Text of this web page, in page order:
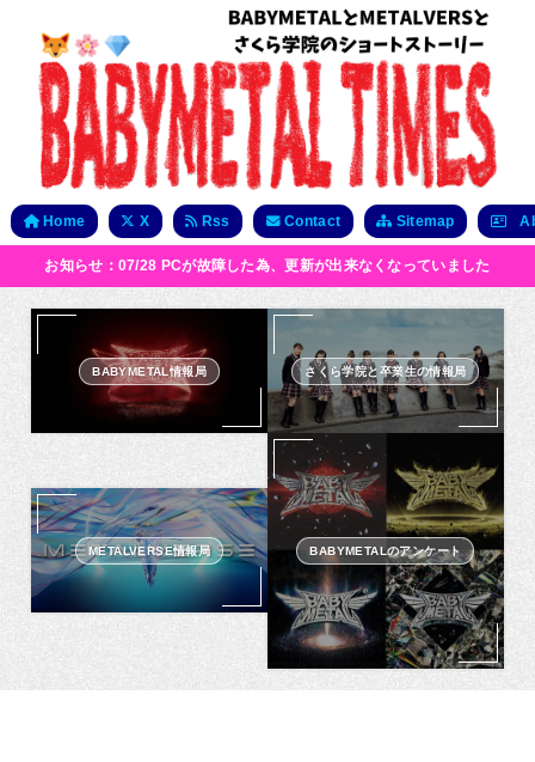
Home X Rss Contact Sitemap
お知らせ：07/28 PCが故障した為、更新が出来なくなっていました
BABYMETAL情報局 さくら学院と卒業生の情報局
METALVERSE情報局 BABYMETALのアンケート